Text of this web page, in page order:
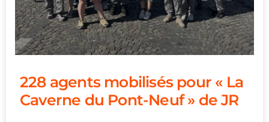
228 agents mobilisés pour « La
Caverne du Pont-Neuf » de JR